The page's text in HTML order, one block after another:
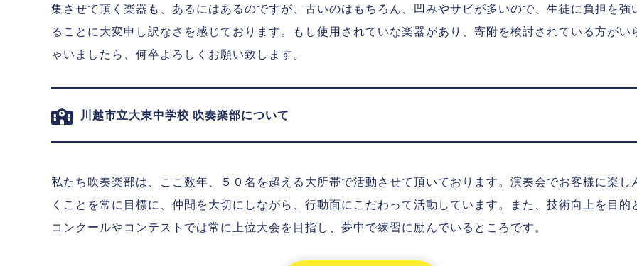
集させて頂く楽器も、あるにはあるのですが、古いのはもちろん、凹みやサビが多いので、生徒に負担を強
ることに大変申し訳なさを感じております。もし使用されていな楽器があり、寄附を検討されている方がい
ゃいましたら、何卒よろしくお願い致します。
川越市立大東中学校 吹奏楽部について
私たち吹奏楽部は、ここ数年、５０名を超える大所帯で活動させて頂いております。演奏会でお客様に楽し
くことを常に目標に、仲間を大切にしながら、行動面にこだわって活動しています。また、技術向上を目的
コンクールやコンテストでは常に上位大会を目指し、夢中で練習に励んでいるところです。